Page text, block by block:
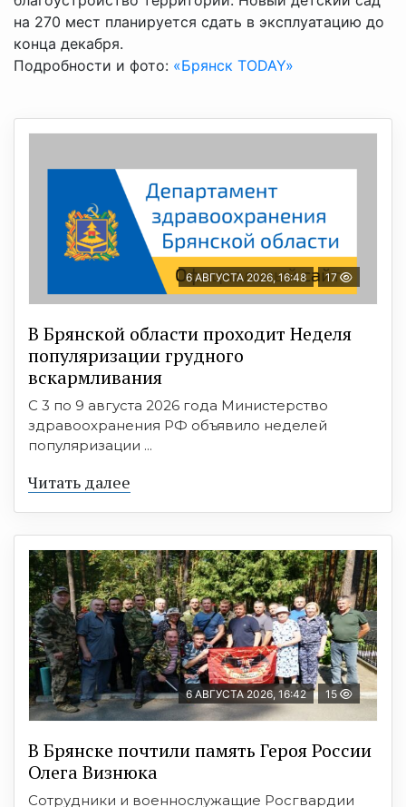
на 270 мест планируется сдать в эксплуатацию до
конца декабря.
Подробности и фото: «Брянск TODAY»
6 АВГУСТА 2026, 16:48 17
В Брянской области проходит Неделя
популяризации грудного
вскармливания
С 3 по 9 августа 2026 года Министерство
здравоохранения РФ объявило неделей
популяризации ...
Читать далее
6 АВГУСТА 2026, 16:42 15
В Брянске почтили память Героя России
Олега Визнюка
Сотрудники и военнослужащие Росгвардии